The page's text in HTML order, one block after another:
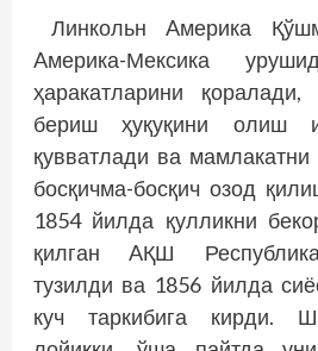
Линкольн Aмерика
Aмерика-Мексика
ҳаракатларини
бериш ҳуқуқини олиш
қувватлади ва мамлакатни
босқичма-босқич озод
1854 йилда қулликни
қилган AҚШ
тузилди ва 1856 йилда
куч таркибига кирди.